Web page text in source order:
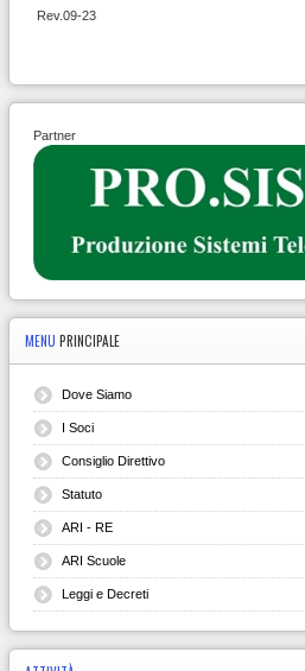
Rev.09-23
Partner
MENU PRINCIPALE
Dove Siamo
I Soci
Consiglio Direttivo
Statuto
ARI - RE
ARI Scuole
Leggi e Decreti